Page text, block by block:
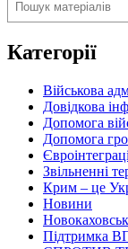
Категорії
Військова
Довідкова
Допомога
Допомога
Звільненні
Крим – це
Новини
Підтримка